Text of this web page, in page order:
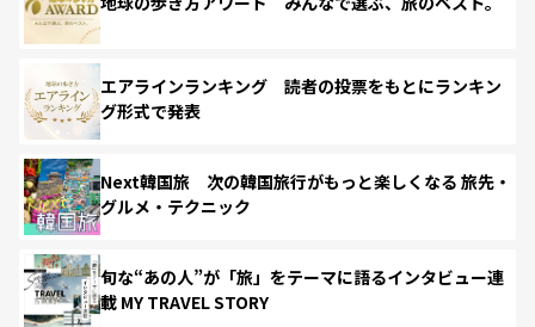
エアラインランキング 読者の投票をもとにランキン
グ形式で発表
Next韓国旅 次の韓国旅行がもっと楽しくなる 旅先・
グルメ・テクニック
旬な“あの人”が「旅」をテーマに語るインタビュー連
載 MY TRAVEL STORY